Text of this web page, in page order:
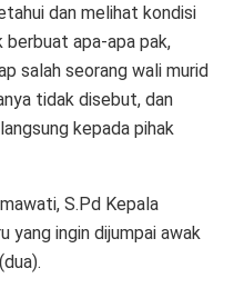
dan melihat kondisi
berbuat apa-apa pak,
salah seorang wali murid
tidak disebut, dan
kepada pihak
S.Pd Kepala
yang ingin dijumpai awak